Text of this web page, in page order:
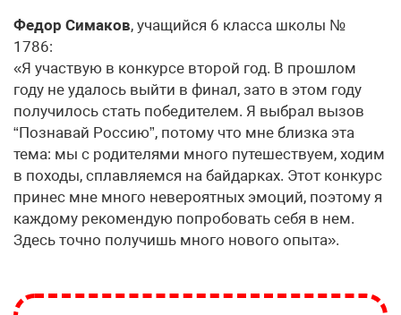
Федор Симаков, учащийся 6 класса школы №
1786:
«Я участвую в конкурсе второй год. В прошлом
году не удалось выйти в финал, зато в этом году
получилось стать победителем. Я выбрал вызов
“Познавай Россию”, потому что мне близка эта
тема: мы с родителями много путешествуем, ходим
в походы, сплавляемся на байдарках. Этот конкурс
принес мне много невероятных эмоций, поэтому я
каждому рекомендую попробовать себя в нем.
Здесь точно получишь много нового опыта».